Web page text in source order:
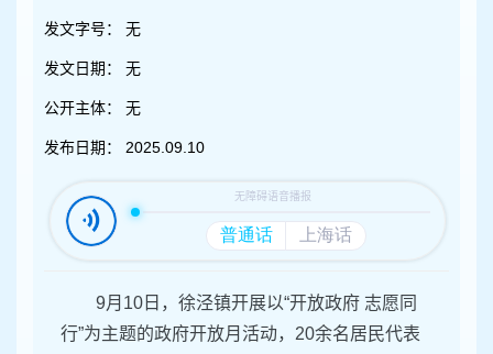
发文字号： 无
发文日期： 无
公开主体： 无
发布日期： 2025.09.10
9月10日，徐泾镇开展以“开放政府 志愿同
行”为主题的政府开放月活动，20余名居民代表